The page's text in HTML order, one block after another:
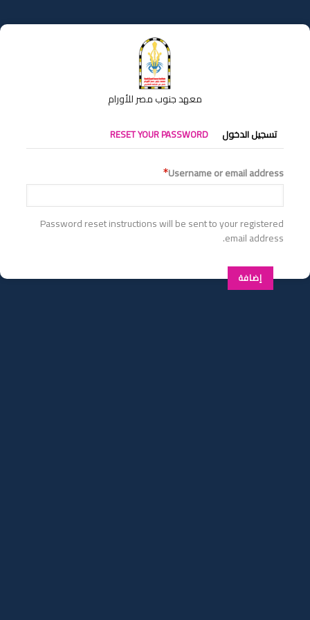
إلى
المحتوى
معهد جنوب مصر للأورام
التبويبات
الأساسية
تسجيل الدخول RESET YOUR PASSWORD
Username or email address
Password reset instructions will be sent to your registered
email address.